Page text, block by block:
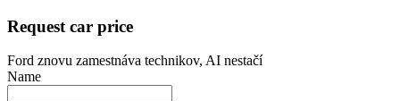
Request car price
Ford znovu zamestnáva technikov, AI nestačí
Name